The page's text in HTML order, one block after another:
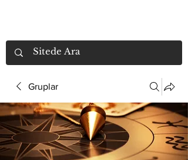
Gruplar